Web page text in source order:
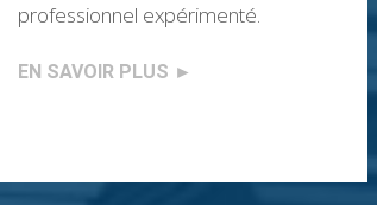
professionnel expérimenté.
EN SAVOIR PLUS ►